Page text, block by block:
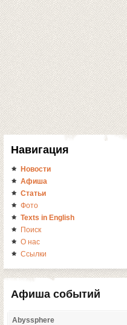
Навигация
Новости
Афиша
Статьи
Фото
Texts in English
Поиск
О нас
Ссылки
Афиша событий
Abyssphere